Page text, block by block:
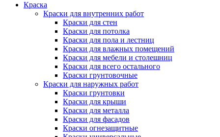
Краска
Краски для внутренних работ
Краски для стен
Краски для потолка
Краски для пола и лестниц
Краски для влажных помещений
Краски для мебели и столешниц
Краски для всего остального
Краски грунтовочные
Краски для наружных работ
Краски грунтовки
Краски для крыши
Краски для металла
Краски для фасадов
Краски огнезащитные